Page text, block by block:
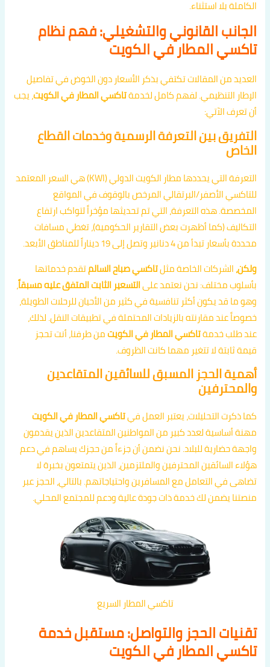
الكاملة بلا استثناء.
الجانب القانوني والتشغيلي: فهم نظام
تاكسي المطار في الكويت
العديد من المقالات تكتفي بذكر الأسعار دون الخوض في تفاصيل
الإطار التنظيمي. لفهم كامل لخدمةتاكسي المطار في الكويت، يجب
أن تعرف الآتي:
التفريق بين التعرفة الرسمية وخدمات القطاع
الخاص
التعرفة التي يحددها مطار الكويت الدولي (KWI) هي السعر المعتمد
للتاكسي الأصفر/البرتقالي المرخص بالوقوف في المواقع
المخصصة. هذه التعرفة، التي تم تحديثها مؤخراً لتواكب ارتفاع
التكاليف (كما أظهرت بعض التقارير الحكومية)، تغطي مسافات
محددة بأسعار تبدأ من 4 دنانير وتصل إلى 19 ديناراً للمناطق الأبعد.
ولكن،الشركات الخاصة مثلتاكسي صباح السالمتقدم خدماتها
بأسلوب مختلف: نحن نعتمد علىالتسعير الثابت المتفق عليه مسبقاً،
وهو ما قد يكون أكثر تنافسية في كثير من الأحيان للرحلات الطويلة،
خصوصاً عند مقارنته بالزيادات المحتملة في تطبيقات النقل. لذلك،
عند طلب خدمةتاكسي المطار في الكويتمن طرفنا، أنت تحجز
قيمة ثابتة لا تتغير مهما كانت الظروف.
أهمية الحجز المسبق للسائقين المتقاعدين
والمحترفين
كما ذكرت التحليلات، يعتبر العمل فيتاكسي المطار في الكويت
مهنة أساسية لعدد كبير من المواطنين المتقاعدين الذين يقدمون
واجهة حضارية للبلاد. نحن نضمن أن جزءاً من حجزك يساهم في دعم
هؤلاء السائقين المحترفين والملتزمين، الذين يتمتعون بخبرة لا
تضاهى في التعامل مع المسافرين واحتياجاتهم. بالتالي، الحجز عبر
منصتنا يضمن لك خدمة ذات جودة عالية ودعم للمجتمع المحلي.
تاكسي المطار السريع
تقنيات الحجز والتواصل: مستقبل خدمة
تاكسي المطار في الكويت